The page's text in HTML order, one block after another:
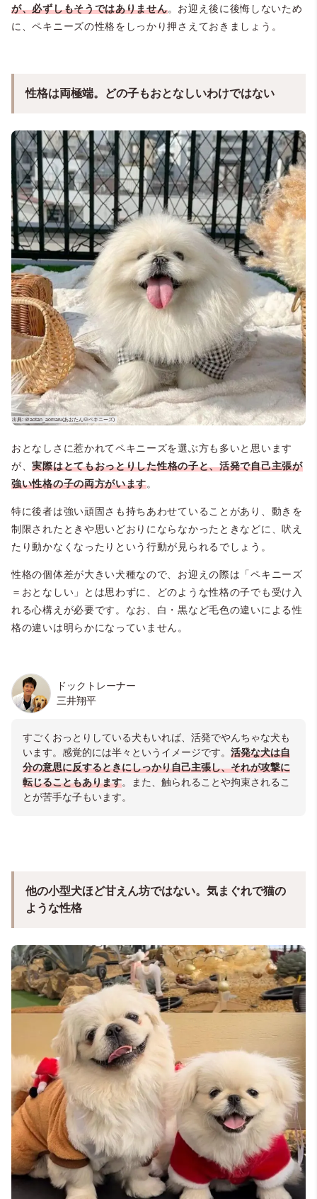
が、必ずしもそうではありません。お迎え後に後悔しないため
に、ペキニーズの性格をしっかり押さえておきましょう。
性格は両極端。どの子もおとなしいわけではない
＠aotan_aomaru(あおたん🐶ペキニーズ)
おとなしさに惹かれてペキニーズを選ぶ方も多いと思います
が、実際はとてもおっとりした性格の子と、活発で自己主張が
強い性格の子の両方がいます。
特に後者は強い頑固さも持ちあわせていることがあり、動きを
制限されたときや思いどおりにならなかったときなどに、吠え
たり動かなくなったりという行動が見られるでしょう。
性格の個体差が大きい犬種なので、お迎えの際は「ペキニーズ
＝おとなしい」とは思わずに、どのような性格の子でも受け入
れる心構えが必要です。なお、白・黒など毛色の違いによる性
格の違いは明らかになっていません。
ドックトレーナー
三井翔平
すごくおっとりしている犬もいれば、活発でやんちゃな犬も
います。感覚的には半々というイメージです。 活発な犬は自
分の意思に反するときにしっかり自己主張し、それが攻撃に
転じることもあります。
また、触られることや拘束されるこ
とが苦手な子もいます。
他の小型犬ほど甘えん坊ではない。気まぐれで猫の
ような性格